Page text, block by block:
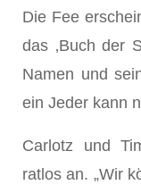
Die Fee
das ‚Buch der
Namen und
ein Jeder kann
Carlotz und
ratlos an. „Wir